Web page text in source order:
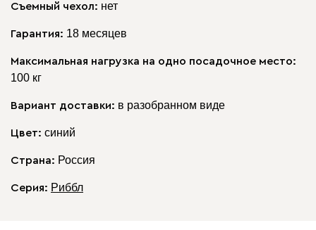
Съемный чехол: нет
Гарантия: 18 месяцев
Максимальная нагрузка на одно посадочное место:
100 кг
Вариант доставки: в разобранном виде
Цвет: синий
Страна: Россия
Серия: Риббл